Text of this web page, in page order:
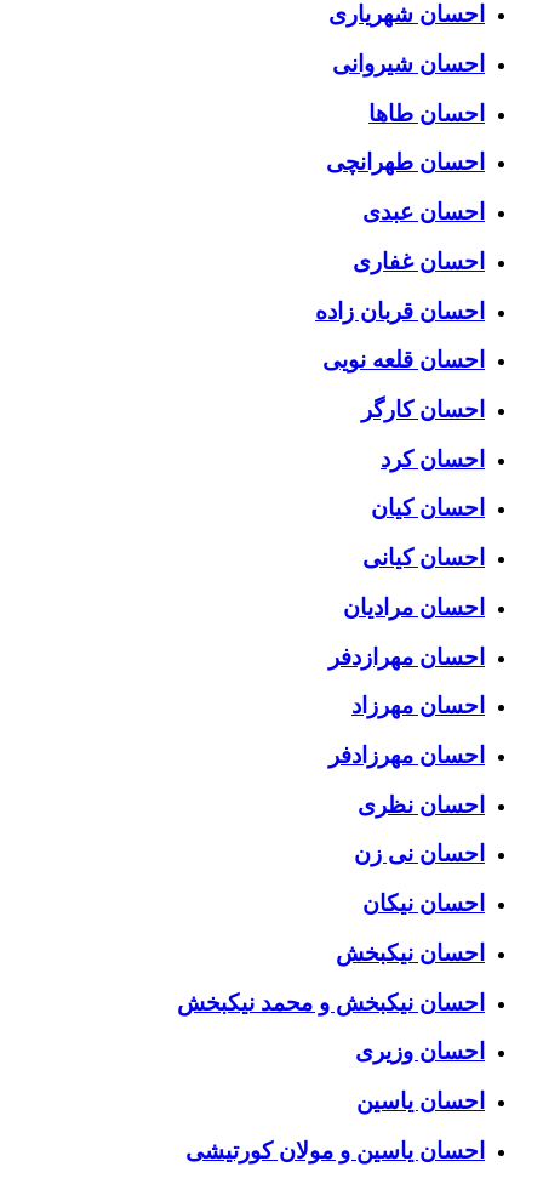
احسان شهریاری
احسان شیروانی
احسان طاها
احسان طهرانچی
احسان عبدی
احسان غفاری
احسان قربان زاده
احسان قلعه نویی
احسان کارگر
احسان کرد
احسان کیان
احسان کیانی
احسان مرادیان
احسان مهرازدفر
احسان مهرزاد
احسان مهرزادفر
احسان نظری
احسان نی زن
احسان نیکان
احسان نیکبخش
احسان نیکبخش و محمد نیکبخش
احسان وزیری
احسان یاسین
احسان یاسین و مولان کورتیشی